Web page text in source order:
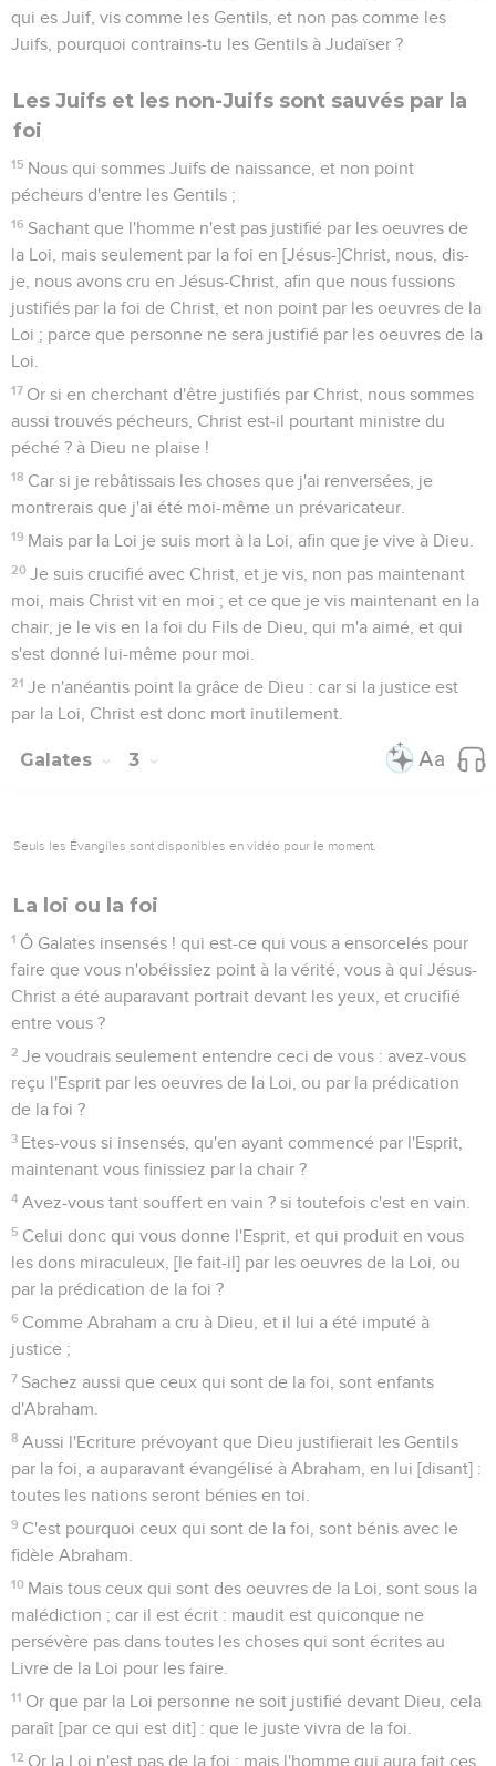
qui es Juif, vis comme les Gentils, et non pas comme les
Juifs, pourquoi contrains-tu les Gentils à Judaïser ?
Les Juifs et les non-Juifs sont sauvés par la
foi
15 Nous qui sommes Juifs de naissance, et non point
pécheurs d'entre les Gentils ;
16 Sachant que l'homme n'est pas justifié par les oeuvres de
la Loi, mais seulement par la foi en [Jésus-]Christ, nous, dis-
je, nous avons cru en Jésus-Christ, afin que nous fussions
justifiés par la foi de Christ, et non point par les oeuvres de la
Loi ; parce que personne ne sera justifié par les oeuvres de la
Loi.
17 Or si en cherchant d'être justifiés par Christ, nous sommes
aussi trouvés pécheurs, Christ est-il pourtant ministre du
péché ? à Dieu ne plaise !
18 Car si je rebâtissais les choses que j'ai renversées, je
montrerais que j'ai été moi-même un prévaricateur.
19 Mais par la Loi je suis mort à la Loi, afin que je vive à Dieu.
20 Je suis crucifié avec Christ, et je vis, non pas maintenant
moi, mais Christ vit en moi ; et ce que je vis maintenant en la
chair, je le vis en la foi du Fils de Dieu, qui m'a aimé, et qui
s'est donné lui-même pour moi.
21 Je n'anéantis point la grâce de Dieu : car si la justice est
par la Loi, Christ est donc mort inutilement.
Galates 3
Seuls les Évangiles sont disponibles en vidéo pour le moment.
La loi ou la foi
1 Ô Galates insensés ! qui est-ce qui vous a ensorcelés pour
faire que vous n'obéissiez point à la vérité, vous à qui Jésus-
Christ a été auparavant portrait devant les yeux, et crucifié
entre vous ?
2 Je voudrais seulement entendre ceci de vous : avez-vous
reçu l'Esprit par les oeuvres de la Loi, ou par la prédication
de la foi ?
3 Etes-vous si insensés, qu'en ayant commencé par l'Esprit,
maintenant vous finissiez par la chair ?
4 Avez-vous tant souffert en vain ? si toutefois c'est en vain.
5 Celui donc qui vous donne l'Esprit, et qui produit en vous
les dons miraculeux, [le fait-il] par les oeuvres de la Loi, ou
par la prédication de la foi ?
6 Comme Abraham a cru à Dieu, et il lui a été imputé à
justice ;
7 Sachez aussi que ceux qui sont de la foi, sont enfants
d'Abraham.
8 Aussi l'Ecriture prévoyant que Dieu justifierait les Gentils
par la foi, a auparavant évangélisé à Abraham, en lui [disant] :
toutes les nations seront bénies en toi.
9 C'est pourquoi ceux qui sont de la foi, sont bénis avec le
fidèle Abraham.
10 Mais tous ceux qui sont des oeuvres de la Loi, sont sous la
malédiction ; car il est écrit : maudit est quiconque ne
persévère pas dans toutes les choses qui sont écrites au
Livre de la Loi pour les faire.
11 Or que par la Loi personne ne soit justifié devant Dieu, cela
paraît [par ce qui est dit] : que le juste vivra de la foi.
12 Or la Loi n'est pas de la foi ; mais l'homme qui aura fait ces